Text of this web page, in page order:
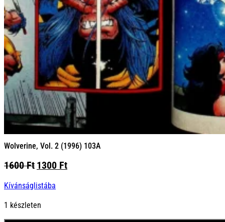
Wolverine, Vol. 2 (1996) 103A
1600Ft Original
was:
1300 FtCurrent
Kívánságlistába
1 készleten